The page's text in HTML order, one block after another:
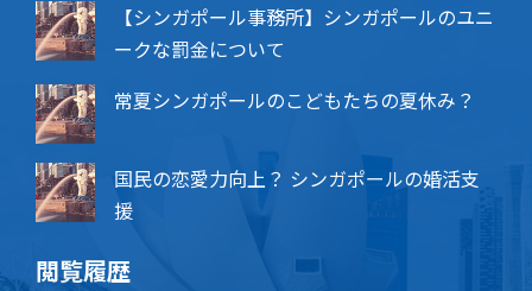
【シンガポール事務所】シンガポールのユニ
ークな罰金について
常夏シンガポールのこどもたちの夏休み？
国民の恋愛力向上？ シンガポールの婚活支
援
閲覧履歴